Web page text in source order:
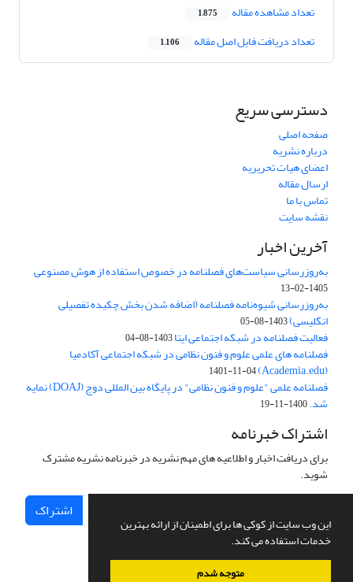
این وب سایت از کوکی ها برای اطمینان از ارائه بهترین
خدمات استفاده می کند.
متوجه شدم
تعداد مشاهده مقاله 1,875
تعداد دریافت فایل اصل مقاله 1,106
دسترسی سریع
صفحه اصلی
درباره نشریه
اعضای هیات تحریریه
ارسال مقاله
تماس با ما
نقشه سایت
آخرین اخبار
به‌روزرسانی سیاست‌های فصلنامه در خصوص استفاده از هوش مصنوعی
1405-02-13
به‌روزرسانی شیوه‌نامه فصلنامه (اضافه شدن بخش چکیده تفصیلی
انگلیسی)1403-08-05
فعالیت فصلنامه در شبکه اجتماعی ایتا1403-08-04
فصلنامه های علمی علوم و فنون نظامی در شبکه اجتماعی آکادمیا
(Academia.edu)
1401-11-04
فصلنامه علمی "علوم و فنون نظامی" در پایگاه بین المللی دوج (DOAJ) نمایه
شد.1400-11-19
اشتراک خبرنامه
برای دریافت اخبار و اطلاعیه های مهم نشریه در خبرنامه نشریه مشترک
شوید.
اشتراک